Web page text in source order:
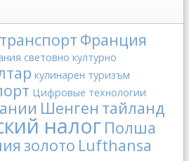
Франция
световно културно
кулинарен туризъм
Цифровые технологии
Шенген тайланд
налог Полша
золото Lufthansa